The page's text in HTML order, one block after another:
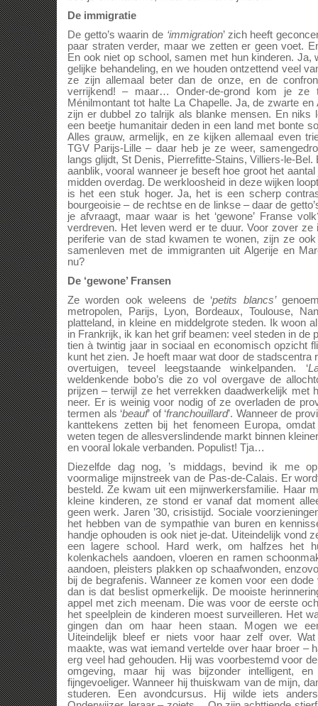
De immigratie
De getto’s waarin de ‘immigration’ zich heeft
paar straten verder, maar we zetten er geen voet.
En ook niet op school, samen met hun kinderen. Ja,
gelijke behandeling, en we houden ontzettend veel
ze zijn allemaal beter dan de onze, en de
verrijkend! – maar… Onder-de-grond kom je ze
Ménilmontant tot halte La Chapelle. Ja, de zwarte
zijn er dubbel zo talrijk als blanke mensen. En niks
een beetje humanitair deden in een land met bonte
Alles grauw, armelijk, en ze kijken allemaal even
TGV Parijs-Lille – daar heb je ze weer,
langs glijdt, St Denis, Pierrefitte-Stains, Villiers-le-
aanblik, vooral wanneer je beseft hoe groot het
midden overdag. De werkloosheid in deze wijken
is het een stuk hoger. Ja, het is een scherp
bourgeoisie – de rechtse en de linkse – daar de
je afvraagt, maar waar is het ‘gewone’ Franse
verdreven. Het leven werd er te duur. Voor zover ze
periferie van de stad kwamen te wonen, zijn ze
samenleven met de immigranten uit Algerije en
nu?
De ‘gewone’ Fransen
Ze worden ook weleens de ‘petits blancs’
metropolen, Parijs, Lyon, Bordeaux, Toulouse,
platteland, in kleine en middelgrote steden. Ik woon
in Frankrijk, ik kan het grif beamen: veel steden in de
tien à twintig jaar in sociaal en economisch opzicht
kunt het zien. Je hoeft maar wat door de stadscentra
overtuigen, teveel leegstaande winkelpanden. ‘
weldenkende bobo’s die zo vol overgave de
prijzen – terwijl ze het verrekken daadwerkelijk met
neer. Er is weinig voor nodig of ze overladen de
termen als ‘beauf’ of ‘franchouillard’. Wanneer de
kanttekens zetten bij het fenomeen Europa,
weten tegen de allesverslindende markt binnen
en vooral lokale verbanden. Populist! Tja…
Diezelfde dag nog, ’s middags, bevind ik me
voormalige mijnstreek van de Pas-de-Calais. Er
besteld. Ze kwam uit een mijnwerkersfamilie. Haar
kleine kinderen, ze stond er vanaf dat moment
geen werk. Jaren ’30, crisistijd. Sociale
het hebben van de sympathie van buren en
handje ophouden is ook niet je-dat. Uiteindelijk vond
een lagere school. Hard werk, om halfzes het
kolenkachels aandoen, vloeren en ramen
aandoen, pleisters plakken op schaafwonden,
bij de begrafenis. Wanneer ze komen voor een
dan is dat beslist opmerkelijk. De mooiste
appel met zich meenam. Die was voor de eerste
het speelplein de kinderen moest surveilleren. Het
gingen dan om haar heen staan. Mogen we
Uiteindelijk bleef er niets voor haar zelf over.
maakte, was wat iemand vertelde over haar broer –
erg veel had gehouden. Hij was voorbestemd voor
omgeving, maar hij was bijzonder intelligent, en
fijngevoeliger. Wanneer hij thuiskwam van de mijn,
studeren. Een avondcursus. Hij wilde iets